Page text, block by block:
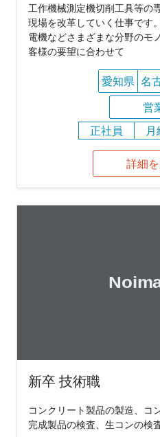
工作機械測定機切削工具等の
現場を改革していく仕事です
電機などさまざまな分野のモ
客様の要望に合わせて
愛知県 名
営
正社員
詳細
新卒 技術職
コンクリート製品の製造、コ
完成製品の検査、生コンの検